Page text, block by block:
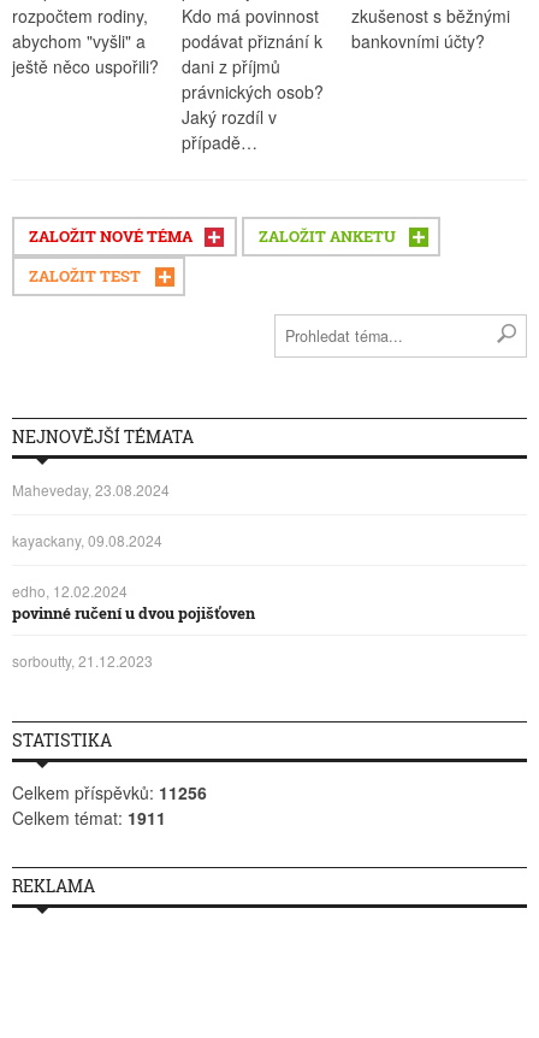
rozpočtem rodiny,
abychom "vyšli" a
ještě něco uspořili?
Kdo má povinnost
podávat přiznání k
dani z příjmů
právnických osob?
Jaký rozdíl v
případě…
zkušenost s běžnými
bankovními účty?
ZALOŽIT NOVÉ TÉMA ZALOŽIT ANKETU
ZALOŽIT TEST
NEJNOVĚJŠÍ TÉMATA
Maheveday, 23.08.2024
kayackany, 09.08.2024
edho, 12.02.2024
povinné ručení u dvou pojišťoven
sorboutty, 21.12.2023
STATISTIKA
Celkem příspěvků: 11256
Celkem témat: 1911
REKLAMA